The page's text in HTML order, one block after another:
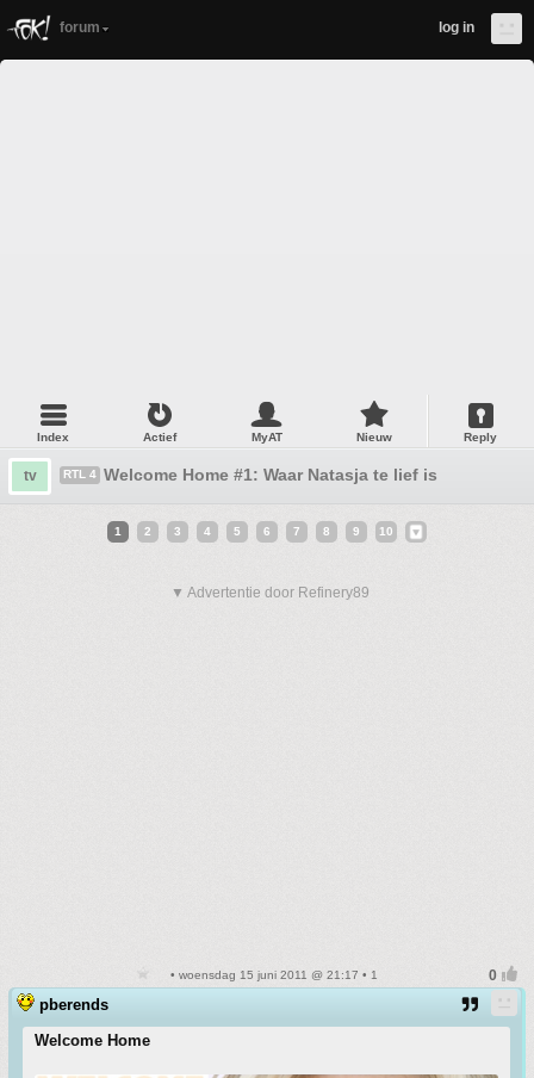
forum log in
Index Actief MyAT Nieuw Reply
tv RTL 4 Welcome Home #1: Waar Natasja te lief is
1 2 3 4 5 6 7 8 9 10
▼ Advertentie door Refinery89
• woensdag 15 juni 2011 @ 21:17 • 1
pberends
Welcome Home